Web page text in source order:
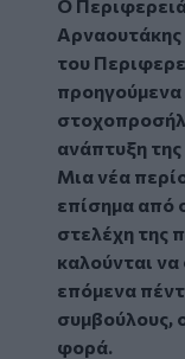
Ο
του
προηγούμενα
ανάπτυξη
Μια νέα
επίσημα από
στελέχη της
καλούνται να
επόμενα
συμβούλους,
φορά.